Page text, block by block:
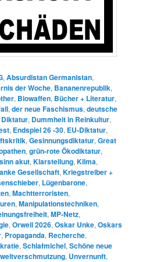
,Absurdistan Germanistan,
der Woche, Bananenrepublik,
, Biowaffen, Bücher + Literatur,
,der neue Faschismus,deutsche
Diktatur, Dummheit in Reinkultur,
, Endspiel 26 -30, EU-Diktatur,
,Gesinnungsdiktatur,Great
,grün-rote Ökodiktatur,
akut,Klarstellung,Klima,
Gesellschaft,Kriegstreiber +
, Lügenbarone,
,Machtterroristen,
,Manipulationstechniken,
,MP-Netz,
,Orwell 2026,Oskar Unke,Oskars
, Propaganda, Recherche,
,Schlafmichel,Schöne neue
, Unvernunft,